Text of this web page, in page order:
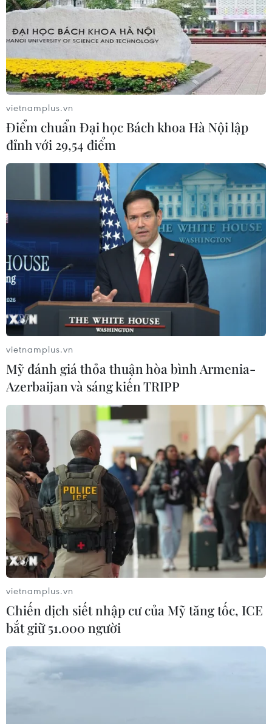
vietnamplus.vn
Điểm chuẩn Đại học Bách khoa Hà Nội lập
đỉnh với 29,54 điểm
vietnamplus.vn
Mỹ đánh giá thỏa thuận hòa bình Armenia-
Azerbaijan và sáng kiến TRIPP
vietnamplus.vn
Chiến dịch siết nhập cư của Mỹ tăng tốc, ICE
bắt giữ 51.000 người